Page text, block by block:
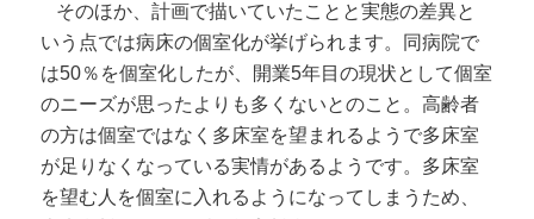
そのほか、計画で描いていたことと実態の差異と
いう点では病床の個室化が挙げられます。同病院で
は50％を個室化したが、開業5年目の現状として個室
のニーズが思ったよりも多くないとのこと。高齢者
の方は個室ではなく多床室を望まれるようで多床室
が足りなくなっている実情があるようです。多床室
を望む人を個室に入れるようになってしまうため、